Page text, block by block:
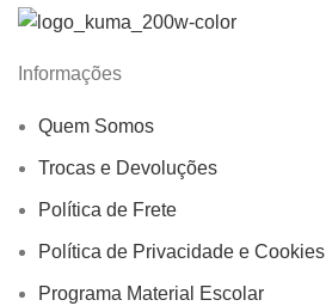
Informações
Quem Somos
Trocas e Devoluções
Política de Frete
Política de Privacidade e Cookies
Programa Material Escolar